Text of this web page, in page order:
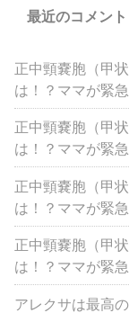
最近のコメント
正中頸嚢胞（甲
は！？ママが緊
正中頸嚢胞（甲
は！？ママが緊
正中頸嚢胞（甲
は！？ママが緊
正中頸嚢胞（甲
は！？ママが緊
アレクサは最高